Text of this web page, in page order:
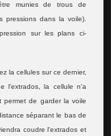
munies de trous de
pressions dans la voile).
sur les plans ci-
la cellules sur ce dernier,
l'extrados, la cellule n'a
permet de garder la voile
séparant le bas de
coudre l'extrados et